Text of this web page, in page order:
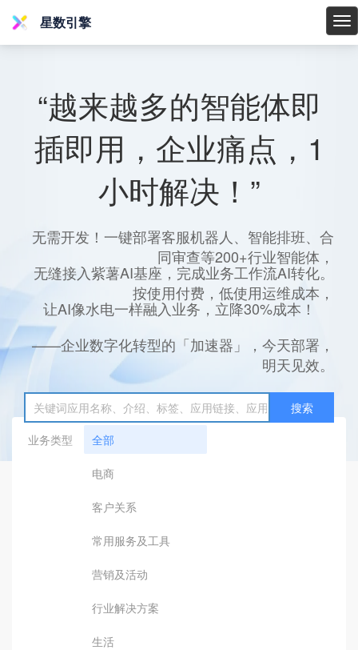
星
星数引擎
“越来越多的智能体即
插即用，企业痛点，1
小时解决！”
无需开发！一键部署客服机器人、智能排班、合
同审查等200+行业智能体，
无缝接入紫薯AI基座，完成业务工作流AI转化。
按使用付费，低使用运维成本，
让AI像水电一样融入业务，立降30%成本！
——企业数字化转型的「加速器」，今天部署，
明天见效。
搜索
业务类型
全部
电商
客户关系
常用服务及工具
营销及活动
行业解决方案
生活